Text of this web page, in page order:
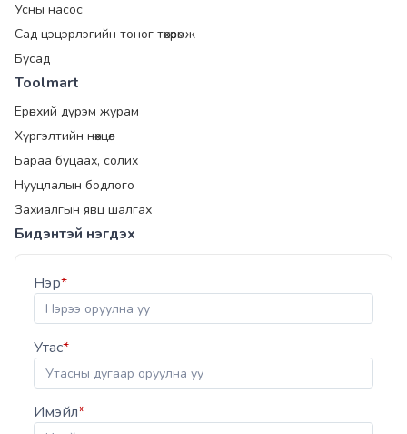
Усны насос
Сад цэцэрлэгийн тоног төхөөрөмж
Бусад
Toolmart
Ерөнхий дүрэм журам
Хүргэлтийн нөхцөл
Бараа буцаах, солих
Нууцлалын бодлого
Захиалгын явц шалгах
Бидэнтэй нэгдэх
Нэр*
Утас*
Имэйл*